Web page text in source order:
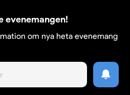
evenemangen!
om nya heta evenemang